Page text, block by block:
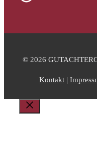
© 2026
Kontakt|
Schließen